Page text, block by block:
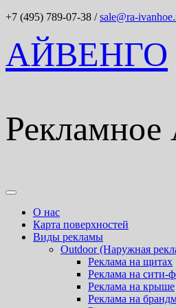
+7 (495) 789-07-38 /sale@ra-
АЙВЕНГО
Рекламное
О нас
Карта поверхностей
Виды рекламы
Outdoor (Наружная
Реклама на щитах
Реклама на сити-
Реклама на крыше
Реклама на